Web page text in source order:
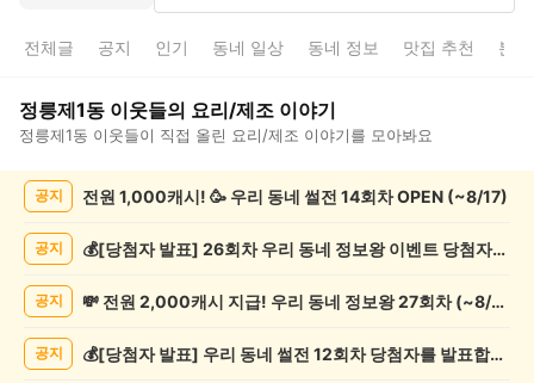
전체글 공지 인기 동네 일상 동네 정보 맛집 추천 분
정릉제1동 이웃들의 요리/제조 이야기
정릉제1동 이웃들이 직접 올린 요리/제조 이야기를 모아봐요
리/
공지 전원 1,000캐시! 🥳 우리 동네 썰전 14회차 OPEN (~8/17)
공지 💰[당첨자 발표] 26회차 우리 동네 정보왕 이벤트 당첨자를 발표합니다!
공지 💸 전원 2,000캐시 지급! 우리 동네 정보왕 27회차 (~8/10)
공지 💰[당첨자 발표] 우리 동네 썰전 12회차 당첨자를 발표합니다!